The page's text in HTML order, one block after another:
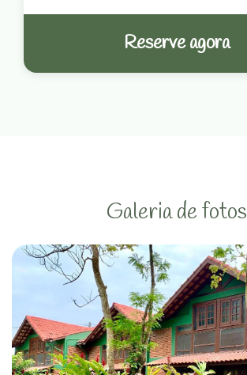
Reserve agora
Galeria de fotos